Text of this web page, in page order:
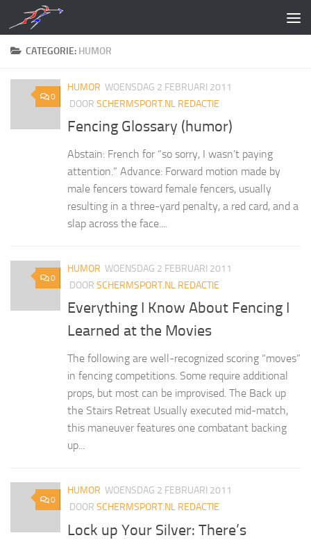
Doorgaan naar inhoud
CATEGORIE: HUMOR
0
HUMOR WOENSDAG 2 FEBRUARI 2011
DOOR SCHERMSPORT.NL REDACTIE
Fencing Glossary (humor)
Abstain: French for “so sorry, I wasn’t paying
attention.” Advance: Forward motion made by
male fencers toward female fencers, usually
resulting in a three-yard penalty, a red card, and a
slap across the face....
0
HUMOR WOENSDAG 2 FEBRUARI 2011
DOOR SCHERMSPORT.NL REDACTIE
Everything I Know About Fencing I
Learned at the Movies
The following are well-recognized scoring “moves”
in fencing competitions. Some require additional
props, but most can be improvised. The Back up
the Stairs Retreat Usually executed mid-match,
this maneuver features one combatant backing
up...
0
HUMOR WOENSDAG 2 FEBRUARI 2011
DOOR SCHERMSPORT.NL REDACTIE
Lock up Your Silver: There’s